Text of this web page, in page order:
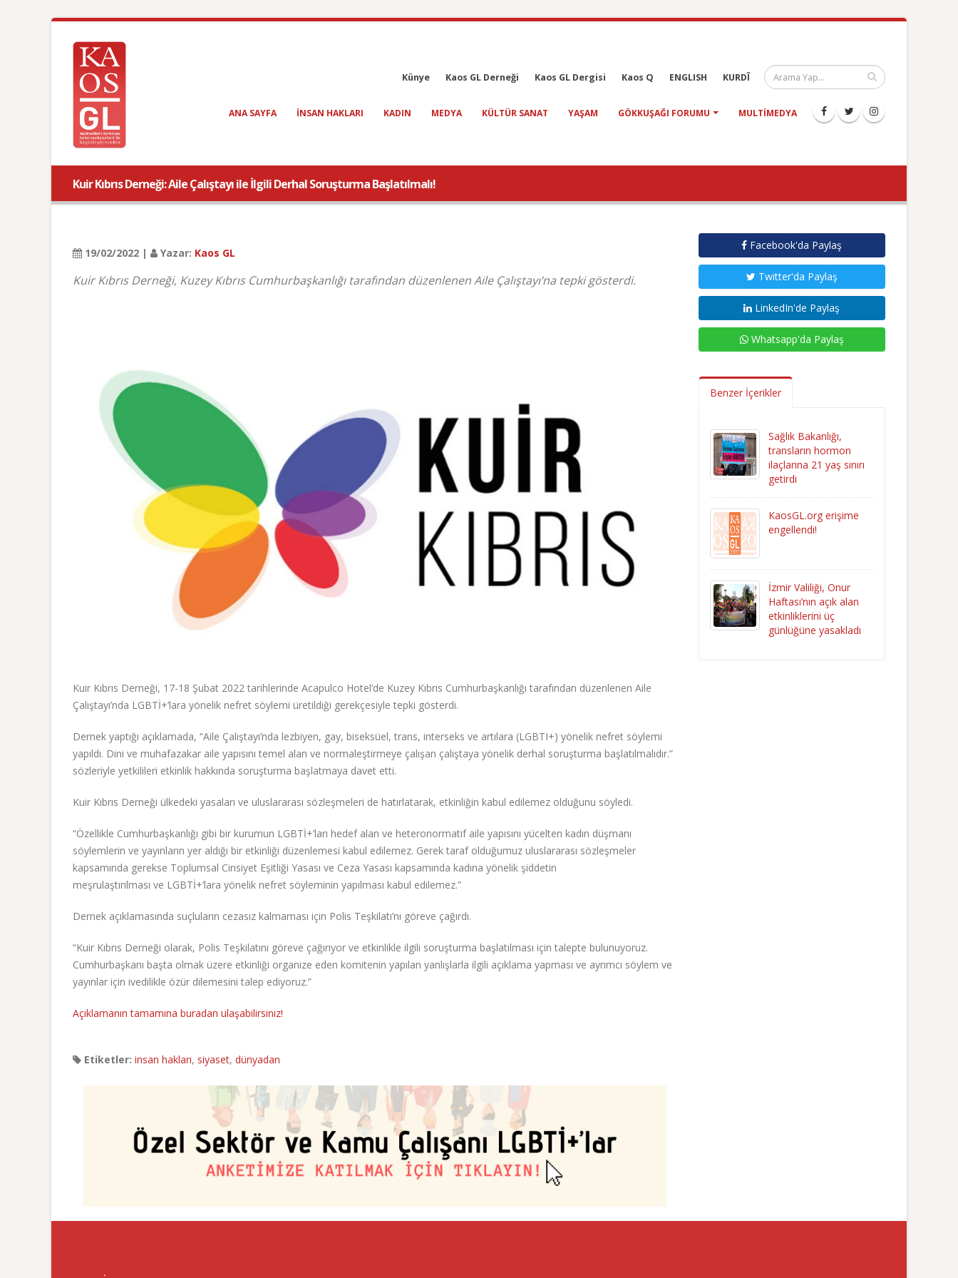
Künye Kaos GL Derneği Kaos GL Dergisi Kaos Q ENGLISH KURDÎ
ANA SAYFA INSAN HAKLARI KADIN MEDYA KÜLTÜR SANAT YAŞAM GÖKKUŞAĞI FORUMU MULTIMEDYA
Kuir Kıbrıs Derneği: Aile Çalıştayı ile İlgili Derhal Soruşturma Başlatılmalı!
19/02/2022 | Yazar: Kaos GL
Kuir Kıbrıs Derneği, Kuzey Kıbrıs Cumhurbaşkanlığı tarafından düzenlenen Aile Çalıştayı’na tepki gösterdi.
Kuir Kıbrıs Derneği, 17-18 Şubat 2022 tarihlerinde Acapulco Hotel’de Kuzey Kıbrıs Cumhurbaşkanlığı tarafından düzenlenen Aile
Çalıştayı’nda LGBTİ+’lara yönelik nefret söylemi üretildiği gerekçesiyle tepki gösterdi.
Dernek yaptığı açıklamada, “Aile Çalıştayı’nda lezbiyen, gay, biseksüel, trans, interseks ve artılara (LGBTI+) yönelik nefret söylemi
yapıldı. Dini ve muhafazakar aile yapısını temel alan ve normaleştirmeye çalışan çalıştaya yönelik derhal soruşturma başlatılmalıdır.”
sözleriyle yetkilileri etkinlik hakkında soruşturma başlatmaya davet etti.
Kuir Kıbrıs Derneği ülkedeki yasaları ve uluslararası sözleşmeleri de hatırlatarak, etkinliğin kabul edilemez olduğunu söyledi.
“Özellikle Cumhurbaşkanlığı gibi bir kurumun LGBTİ+’ları hedef alan ve heteronormatif aile yapısını yücelten kadın düşmanı
söylemlerin ve yayınların yer aldığı bir etkinliği düzenlemesi kabul edilemez. Gerek taraf olduğumuz uluslararası sözleşmeler
kapsamında gerekse Toplumsal Cinsiyet Eşitliği Yasası ve Ceza Yasası kapsamında kadına yönelik şiddetin
meşrulaştırılması ve LGBTİ+’lara yönelik nefret söyleminin yapılması kabul edilemez.”
Dernek açıklamasında suçluların cezasız kalmaması için Polis Teşkilatı’nı göreve çağırdı.
“Kuir Kıbrıs Derneği olarak, Polis Teşkilatını göreve çağırıyor ve etkinlikle ilgili soruşturma başlatılması için talepte bulunuyoruz.
Cumhurbaşkanı başta olmak üzere etkinliği organize eden komitenin yapılan yanlışlarla ilgili açıklama yapması ve ayrımcı söylem ve
yayınlar için ivedilikle özür dilemesini talep ediyoruz.”
Açıklamanın tamamına buradan ulaşabilirsiniz!
Etiketler: insan hakları, siyaset, dünyadan
Facebook'da Paylaş
Twitter'da Paylaş
LinkedIn'de Paylaş
Whatsapp'da Paylaş
Benzer İçerikler
Sağlık Bakanlığı,
transların hormon
ilaçlarına 21 yaş sınırı
getirdi
KaosGL.org erişime
engellendi!
İzmir Valiliği, Onur
Haftası’nın açık alan
etkinliklerini üç
günlüğüne yasakladı